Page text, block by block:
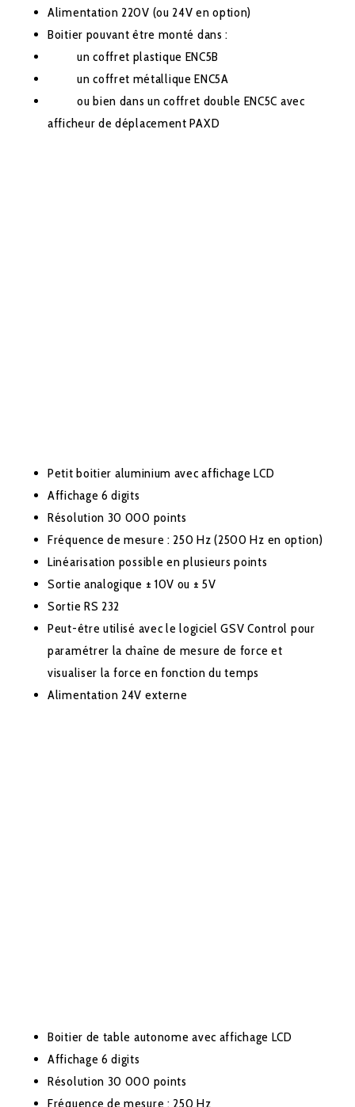
Alimentation 220V (ou 24V en option)
Boitier pouvant être monté dans :
un coffret plastique ENC5B
un coffret métallique ENC5A
ou bien dans un coffret double ENC5C avec
afficheur de déplacement PAXD
Petit boitier aluminium avec affichage LCD
Affichage 6 digits
Résolution 30 000 points
Fréquence de mesure : 250 Hz (2500 Hz en option)
Linéarisation possible en plusieurs points
Sortie analogique ± 10V ou ± 5V
Sortie RS 232
Peut-être utilisé avec le logiciel GSV Control pour
paramétrer la chaîne de mesure de force et
visualiser la force en fonction du temps
Alimentation 24V externe
Boitier de table autonome avec affichage LCD
Affichage 6 digits
Résolution 30 000 points
Fréquence de mesure : 250 Hz